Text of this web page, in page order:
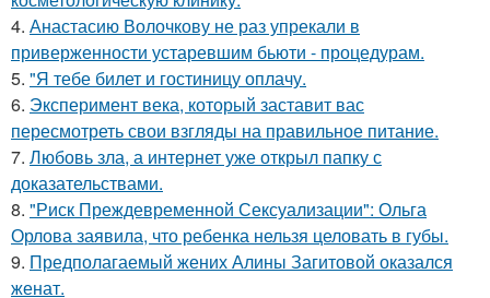
4. Анастасию Волочкову не раз упрекали в
приверженности устаревшим бьюти - процедурам.
5. "Я тебе билет и гостиницу оплачу.
6. Эксперимент века, который заставит вас
пересмотреть свои взгляды на правильное питание.
7. Любовь зла, а интернет уже открыл папку с
доказательствами.
8. "Риск Преждевременной Сексуализации": Ольга
Орлова заявила, что ребенка нельзя целовать в губы.
9. Предполагаемый жених Алины Загитовой оказался
женат.